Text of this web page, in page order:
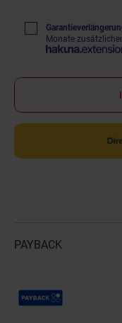
Monate
PAYBACK
Payback Punkte